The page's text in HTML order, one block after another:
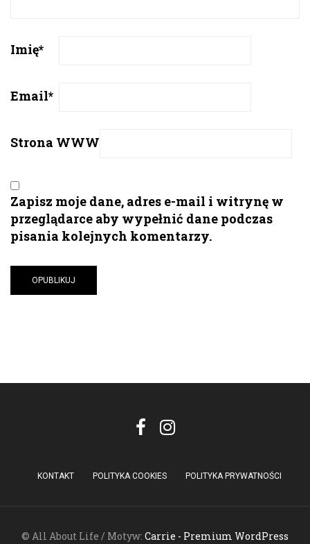
Imię*
Email*
Strona WWW
Zapisz moje dane, adres e-mail i witrynę w
przeglądarce aby wypełnić dane podczas
pisania kolejnych komentarzy.
KONTAKT POLITYKA COOKIES POLITYKA PRYWATNOŚCI
© All About Life / Motyw: Carrie - Premium WordPress